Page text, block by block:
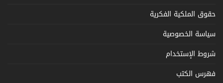
حقوق الملكية الفكرية
سياسة الخصوصية
شروط الإستخدام
فهرس الكتب